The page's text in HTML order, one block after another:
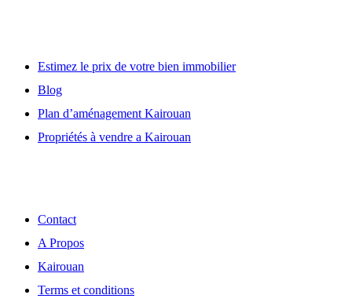
Estimez le prix de votre bien immobilier
Blog
Plan d’aménagement Kairouan
Propriétés à vendre a Kairouan
Contact
A Propos
Kairouan
Terms et conditions